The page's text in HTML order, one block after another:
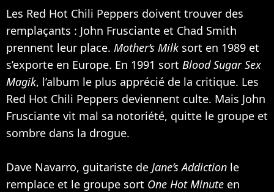
Les Red Hot Chili Peppers doivent trouver des
remplaçants : John Frusciante et Chad Smith
prennent leur place. Mother‘s Milk sort en 1989 et
s’exporte en Europe. En 1991 sort Blood Sugar Sex
Magik, l’album le plus apprécié de la critique. Les
Red Hot Chili Peppers deviennent culte. Mais John
Frusciante vit mal sa notoriété, quitte le groupe et
sombre dans la drogue.
Dave Navarro, guitariste de Jane’s Addiction le
remplace et le groupe sort One Hot Minute en